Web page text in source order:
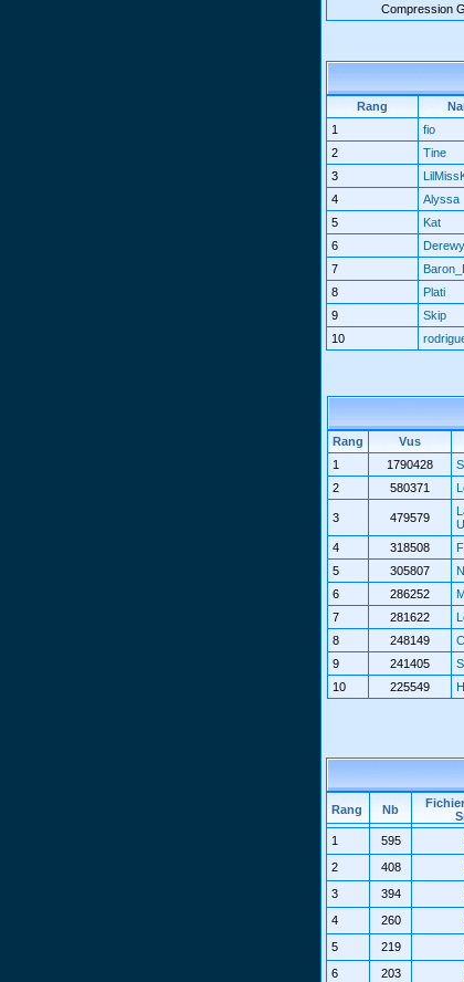
Compression
Rang
1
fio
2
Tine
3
4
Alyssa
5
Kat
6
7
8
Plati
9
Skip
10
Rang Vus
1
1790428
2
580371
3 479579
4
318508
5
305807
6
286252
7
281622
8
248149
9
241405
10
225549
Rang Nb
1 595
2
408
3
394
4
260
5
219
6
203